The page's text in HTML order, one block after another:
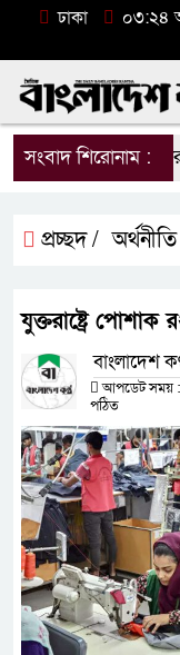
ঢাকা
০৩:২৪
সংবাদ শিরোনাম :
প্রচ্ছদ / অর্থনীতি
যুক্তরাষ্ট্রে পোশাক
বাংলাদেশ
আপডেট সময় :
পঠিত